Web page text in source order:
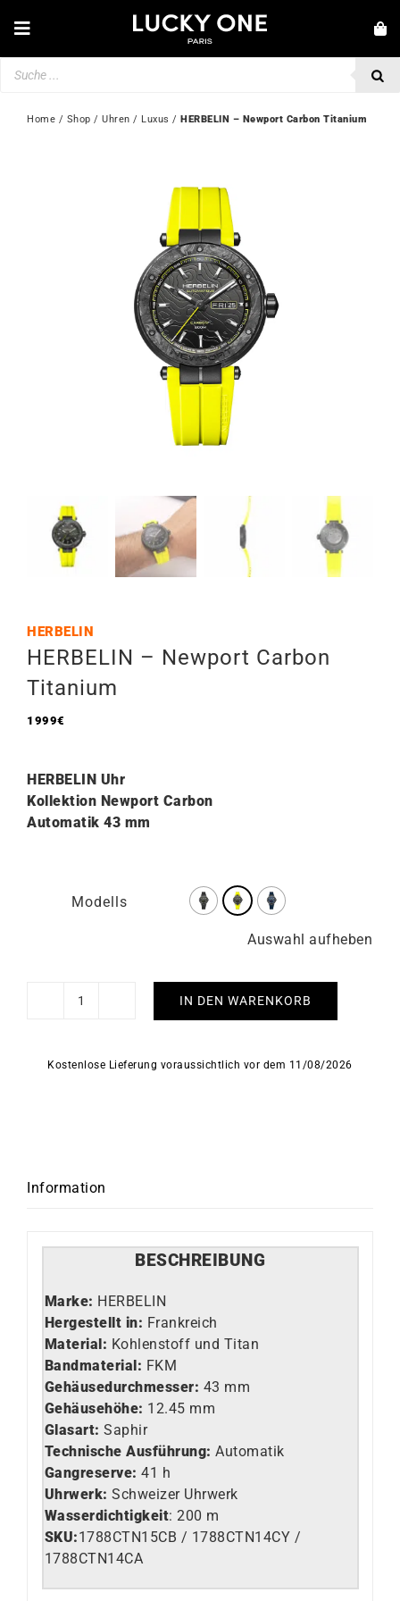
InhaltToggle
Navigation
Home / Shop / Uhren / Luxus / HERBELIN – Newport Carbon Titanium
HERBELIN
HERBELIN – Newport Carbon
Titanium
1999€
HERBELIN Uhr
Kollektion Newport Carbon
Automatik 43 mm
Modells
Auswahl aufheben
HERBELIN
Carbon
IN DEN WARENKORB
Kostenlose Lieferung voraussichtlich vor dem 11/08/2026
Information
BESCHREIBUNG
Marke: HERBELIN
Hergestellt in: Frankreich
Material: Kohlenstoff und Titan
Bandmaterial: FKM
Gehäusedurchmesser: 43 mm
Gehäusehöhe: 12.45 mm
Glasart: Saphir
Technische Ausführung: Automatik
Gangreserve: 41 h
Uhrwerk: Schweizer Uhrwerk
Wasserdichtigkeit: 200 m
SKU:1788CTN15CB / 1788CTN14CY /
1788CTN14CA